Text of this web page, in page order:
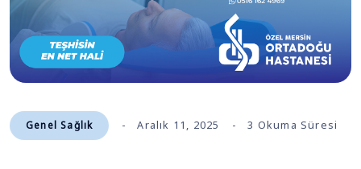
Genel Sağlık Aralık 11, 2025 3 Okuma Süresi